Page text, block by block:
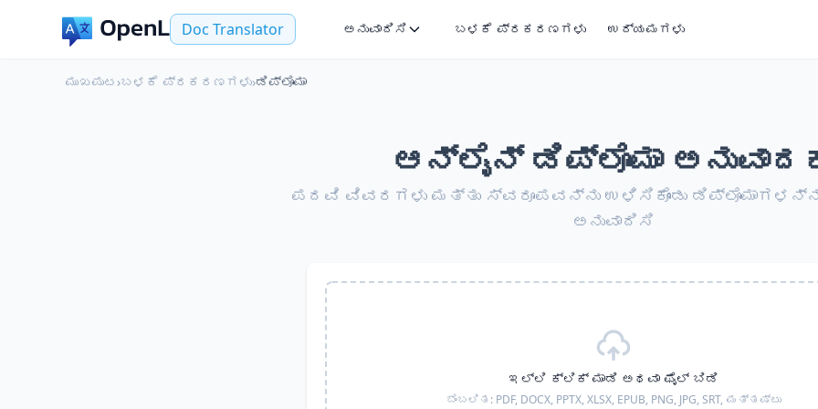
Doc Translator ಅನುವಾದಿಸಿ ಬಳಕೆ ಪ್ರಕರಣಗಳು ಉದ್ಯಮಗಳು
ಮುಖಪುಟ ›ಬಳಕೆ ಪ್ರಕರಣಗಳು›ಡಿಪ್ಲೊಮಾ
ಆನ್‌ಲೈನ್ ಡಿಪ್ಲೊಮಾ
ಪದವಿ ವಿವರಗಳು ಮತ್ತು ಸ್ವರೂಪವನ್ನು ಉಳಿಸಿಕೊಂಡು ಡಿಪ್ಲೊಮಾಗಳನ್ನು
ಅನುವಾದಿಸಿ
ಇಲ್ಲಿ ಕ್ಲಿಕ್ ಮಾಡಿ ಅಥವಾ ಫೈಲ್ ಬಿಡಿ
ಬೆಂಬಲಿತ: PDF, DOCX, PPTX, XLSX, EPUB, PNG, JPG, SRT, ಮತ್ತಷ್ಟು